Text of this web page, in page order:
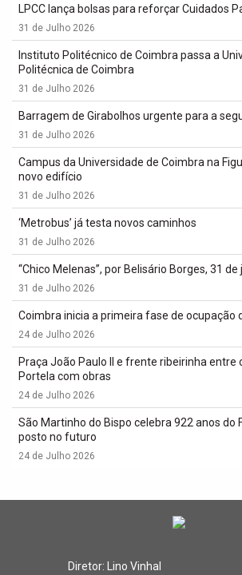
LPCC lança bolsas para reforçar Cuidados
31 de Julho 2026
Instituto Politécnico de Coimbra passa a
Politécnica de Coimbra
31 de Julho 2026
Barragem de Girabolhos urgente para a
31 de Julho 2026
Campus da Universidade de Coimbra na
novo edifício
31 de Julho 2026
‘Metrobus’ já testa novos caminhos
31 de Julho 2026
“Chico Melenas”, por Belisário Borges, 31 de
31 de Julho 2026
Coimbra inicia a primeira fase de ocupação
24 de Julho 2026
Praça João Paulo II e frente ribeirinha entre
Portela com obras
24 de Julho 2026
São Martinho do Bispo celebra 922 anos do
posto no futuro
24 de Julho 2026
Diretor: Lino Vinhal